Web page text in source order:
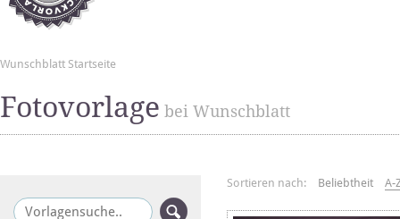
Wunschblatt Startseite
Fotovorlage bei Wunschblatt
Sortieren nach: Beliebtheit A-